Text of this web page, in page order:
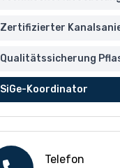
Zertifizierter
Qualitätssicherung
SiGe-Koordinator
Telefon